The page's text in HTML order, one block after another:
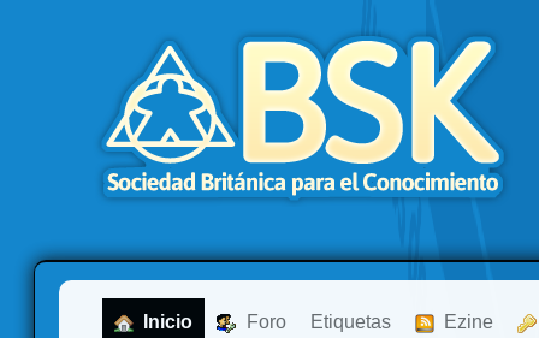
Inicio Foro Etiquetas Ezine